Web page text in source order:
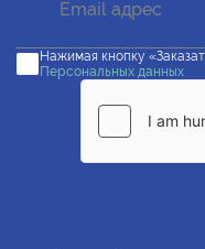
Нажимая кнопку
Персональных данных